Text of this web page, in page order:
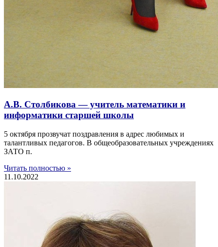
А.В. Столбикова — учитель математики и
информатики старшей школы
5 октября прозвучат поздравления в адрес любимых и
талантливых педагогов. В общеобразовательных учреждениях
ЗАТО п.
Читать полностью »
11.10.2022